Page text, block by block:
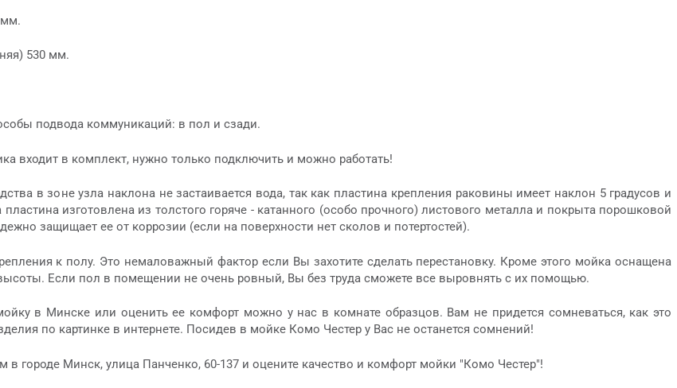
мм.
530 мм.
подвода коммуникаций: в пол и сзади.
входит в комплект, нужно только подключить и можно работать!
в зоне узла наклона не застаивается вода, так как пластина крепления раковины имеет наклон 5 градусов и
изготовлена из толстого горяче - катанного (особо прочного) листового металла и покрыта порошковой
защищает ее от коррозии (если на поверхности нет сколов и потертостей).
к полу. Это немаловажный фактор если Вы захотите сделать перестановку. Кроме этого мойка оснащена
Если пол в помещении не очень ровный, Вы без труда сможете все выровнять с их помощью.
в Минске или оценить ее комфорт можно у нас в комнате образцов. Вам не придется сомневаться, как это
по картинке в интернете. Посидев в мойке Комо Честер у Вас не останется сомнений!
в городе Минск, улица Панченко, 60-137 и оцените качество и комфорт мойки "Комо Честер"!